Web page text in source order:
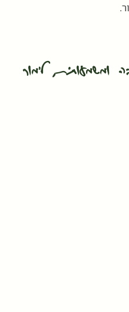
ומשמעותית, לימור